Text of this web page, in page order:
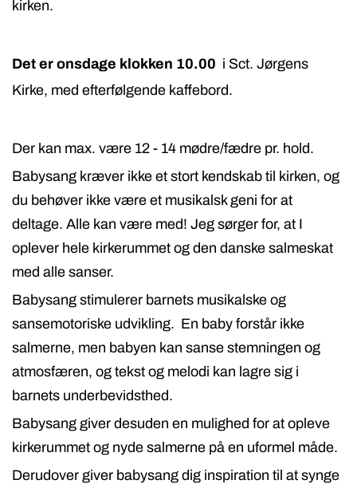
kirken.
Det er onsdage klokken 10.00 i Sct. Jørgens
Kirke, med efterfølgende kaffebord.
Der kan max. være 12 - 14 mødre/fædre pr. hold.
Babysang kræver ikke et stort kendskab til kirken, og
du behøver ikke være et musikalsk geni for at
deltage. Alle kan være med! Jeg sørger for, at I
oplever hele kirkerummet og den danske salmeskat
med alle sanser.
Babysang stimulerer barnets musikalske og
sansemotoriske udvikling. En baby forstår ikke
salmerne, men babyen kan sanse stemningen og
atmosfæren, og tekst og melodi kan lagre sig i
barnets underbevidsthed.
Babysang giver desuden en mulighed for at opleve
kirkerummet og nyde salmerne på en uformel måde.
Derudover giver babysang dig inspiration til at synge